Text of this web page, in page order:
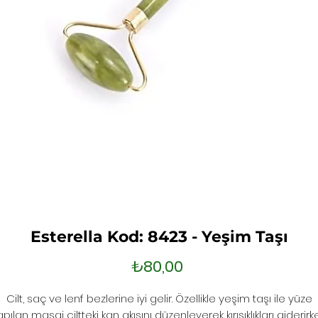
Esterella Kod: 8423 - Yeşim Taşı
₺80,00
Cilt, saç ve lenf bezlerine iyi gelir. Özellikle yeşim taşı ile yüze
masaj ciltteki kan akışını düzenleyerek kırışıklıkları